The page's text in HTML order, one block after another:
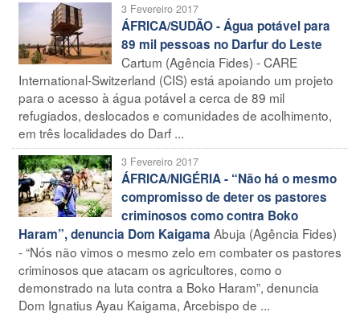
3 Fevereiro 2017
ÁFRICA/SUDÃO - Água potável para
89 mil pessoas no Darfur do Leste
Cartum (Agência Fides) - CARE
International-Switzerland (CIS) está apoiando um projeto
para o acesso à água potável a cerca de 89 mil
refugiados, deslocados e comunidades de acolhimento,
em três localidades do Darf ...
3 Fevereiro 2017
ÁFRICA/NIGÉRIA - “Não há o mesmo
compromisso de deter os pastores
criminosos como contra Boko
Haram”, denuncia Dom Kaigama Abuja (Agência Fides)
- “Nós não vimos o mesmo zelo em combater os pastores
criminosos que atacam os agricultores, como o
demonstrado na luta contra a Boko Haram”, denuncia
Dom Ignatius Ayau Kaigama, Arcebispo de ...